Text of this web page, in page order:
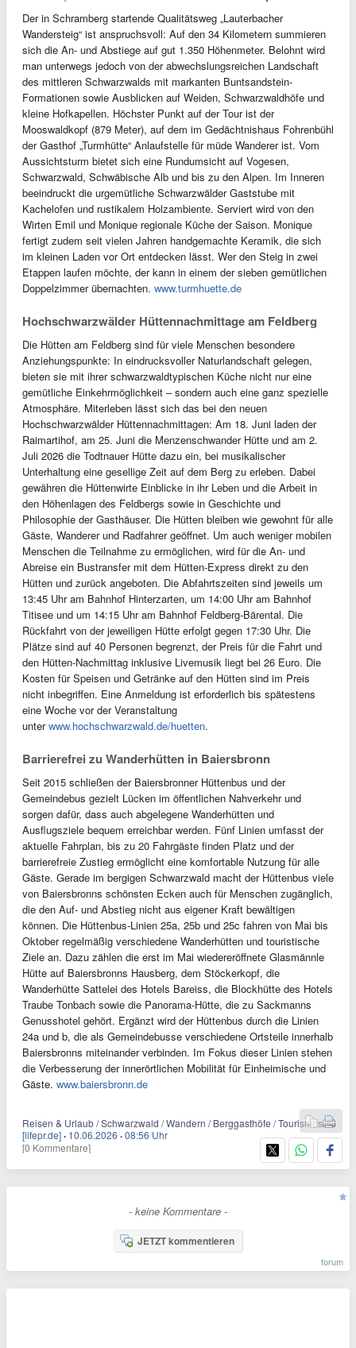
Der in Schramberg startende Qualitätsweg „Lauterbacher
Wandersteig“ ist anspruchsvoll: Auf den 34 Kilometern summieren
sich die An- und Abstiege auf gut 1.350 Höhenmeter. Belohnt wird
man unterwegs jedoch von der abwechslungsreichen Landschaft
des mittleren Schwarzwalds mit markanten Buntsandstein-
Formationen sowie Ausblicken auf Weiden, Schwarzwaldhöfe und
kleine Hofkapellen. Höchster Punkt auf der Tour ist der
Mooswaldkopf (879 Meter), auf dem im Gedächtnishaus Fohrenbühl
der Gasthof „Turmhütte“ Anlaufstelle für müde Wanderer ist. Vom
Aussichtsturm bietet sich eine Rundumsicht auf Vogesen,
Schwarzwald, Schwäbische Alb und bis zu den Alpen. Im Inneren
beeindruckt die urgemütliche Schwarzwälder Gaststube mit
Kachelofen und rustikalem Holzambiente. Serviert wird von den
Wirten Emil und Monique regionale Küche der Saison. Monique
fertigt zudem seit vielen Jahren handgemachte Keramik, die sich
im kleinen Laden vor Ort entdecken lässt. Wer den Steig in zwei
Etappen laufen möchte, der kann in einem der sieben gemütlichen
Doppelzimmer übernachten. www.turmhuette.de
Hochschwarzwälder Hüttennachmittage am Feldberg
Die Hütten am Feldberg sind für viele Menschen besondere
Anziehungspunkte: In eindrucksvoller Naturlandschaft gelegen,
bieten sie mit ihrer schwarzwaldtypischen Küche nicht nur eine
gemütliche Einkehrmöglichkeit – sondern auch eine ganz spezielle
Atmosphäre. Miterleben lässt sich das bei den neuen
Hochschwarzwälder Hüttennachmittagen: Am 18. Juni laden der
Raimartihof, am 25. Juni die Menzenschwander Hütte und am 2.
Juli 2026 die Todtnauer Hütte dazu ein, bei musikalischer
Unterhaltung eine gesellige Zeit auf dem Berg zu erleben. Dabei
gewähren die Hüttenwirte Einblicke in ihr Leben und die Arbeit in
den Höhenlagen des Feldbergs sowie in Geschichte und
Philosophie der Gasthäuser. Die Hütten bleiben wie gewohnt für alle
Gäste, Wanderer und Radfahrer geöffnet. Um auch weniger mobilen
Menschen die Teilnahme zu ermöglichen, wird für die An- und
Abreise ein Bustransfer mit dem Hütten-Express direkt zu den
Hütten und zurück angeboten. Die Abfahrtszeiten sind jeweils um
13:45 Uhr am Bahnhof Hinterzarten, um 14:00 Uhr am Bahnhof
Titisee und um 14:15 Uhr am Bahnhof Feldberg-Bärental. Die
Rückfahrt von der jeweiligen Hütte erfolgt gegen 17:30 Uhr. Die
Plätze sind auf 40 Personen begrenzt, der Preis für die Fahrt und
den Hütten-Nachmittag inklusive Livemusik liegt bei 26 Euro. Die
Kosten für Speisen und Getränke auf den Hütten sind im Preis
nicht inbegriffen. Eine Anmeldung ist erforderlich bis spätestens
eine Woche vor der Veranstaltung
unterwww.hochschwarzwald.de/huetten.
Barrierefrei zu Wanderhütten in Baiersbronn
Seit 2015 schließen der Baiersbronner Hüttenbus und der
Gemeindebus gezielt Lücken im öffentlichen Nahverkehr und
sorgen dafür, dass auch abgelegene Wanderhütten und
Ausflugsziele bequem erreichbar werden. Fünf Linien umfasst der
aktuelle Fahrplan, bis zu 20 Fahrgäste finden Platz und der
barrierefreie Zustieg ermöglicht eine komfortable Nutzung für alle
Gäste. Gerade im bergigen Schwarzwald macht der Hüttenbus viele
von Baiersbronns schönsten Ecken auch für Menschen zugänglich,
die den Auf- und Abstieg nicht aus eigener Kraft bewältigen
können. Die Hüttenbus-Linien 25a, 25b und 25c fahren von Mai bis
Oktober regelmäßig verschiedene Wanderhütten und touristische
Ziele an. Dazu zählen die erst im Mai wiedereröffnete Glasmännle
Hütte auf Baiersbronns Hausberg, dem Stöckerkopf, die
Wanderhütte Sattelei des Hotels Bareiss, die Blockhütte des Hotels
Traube Tonbach sowie die Panorama-Hütte, die zu Sackmanns
Genusshotel gehört. Ergänzt wird der Hüttenbus durch die Linien
24a und b, die als Gemeindebusse verschiedene Ortsteile innerhalb
Baiersbronns miteinander verbinden. Im Fokus dieser Linien stehen
die Verbesserung der innerörtlichen Mobilität für Einheimische und
Gäste. www.baiersbronn.de
Reisen & Urlaub / Schwarzwald / Wandern / Berggasthöfe / Tourismus
[lifepr.de] · 10.06.2026 ·08:56 Uhr
[0 Kommentare]
- keine Kommentare -
JETZT kommentieren
forum